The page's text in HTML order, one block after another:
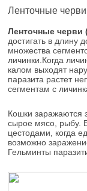
Ленточные
Ленточные черви
достигать в длину
множества
личинки.Когда
калом выходят
паразита растет
сегментам с
Кошки заражаются
сырое мясо, рыбу.
цестодами, когда
возможно
Гельминты